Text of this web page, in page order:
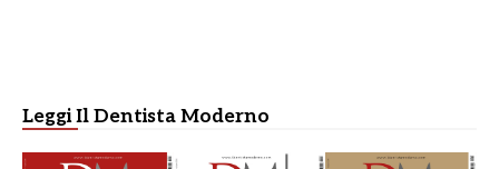
Leggi Il Dentista Moderno